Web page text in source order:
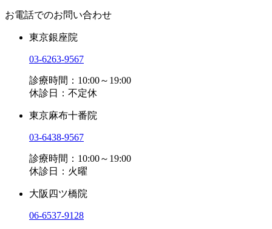
お電話でのお問い合わせ
東京銀座院
03-6263-9567
診療時間：10:00～19:00
休診日：不定休
東京麻布十番院
03-6438-9567
診療時間：10:00～19:00
休診日：火曜
大阪四ツ橋院
06-6537-9128